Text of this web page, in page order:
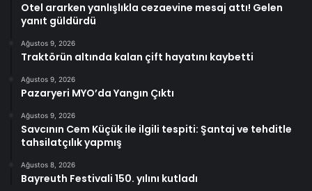
Otel ararken yanlışlıkla cezaevine mesaj attı! Gelen
yanıt güldürdü
Ağustos 9, 2026
Traktörün altında kalan çift hayatını kaybetti
Ağustos 9, 2026
Pazaryeri MYO’da Yangın Çıktı
Ağustos 9, 2026
Savcının Cem Küçük ile ilgili tespiti: Şantaj ve tehditle
tahsilatçılık yapmış
Ağustos 8, 2026
Bayreuth Festivali 150. yılını kutladı